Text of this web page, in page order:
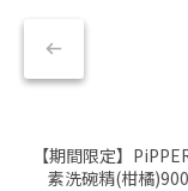
【期間限定】
素洗碗精(柑橘